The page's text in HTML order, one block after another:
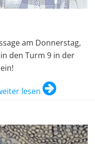
am Donnerstag,
den Turm 9 in der
lesen